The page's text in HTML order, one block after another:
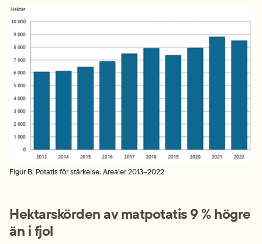
Figur B. Potatis för stärkelse. Arealer 2013–2022
Hektarskörden av matpotatis 9 % högre
än i fjol